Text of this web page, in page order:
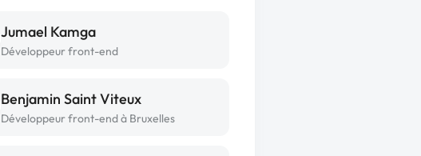
Jumael Kamga
Développeur front-end
Benjamin Saint Viteux
Développeur front-end à Bruxelles